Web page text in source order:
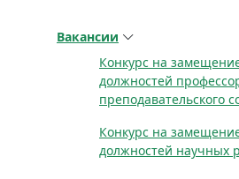
Вакансии
Конкурс на
должностей
преподавательского
Конкурс на
должностей научных